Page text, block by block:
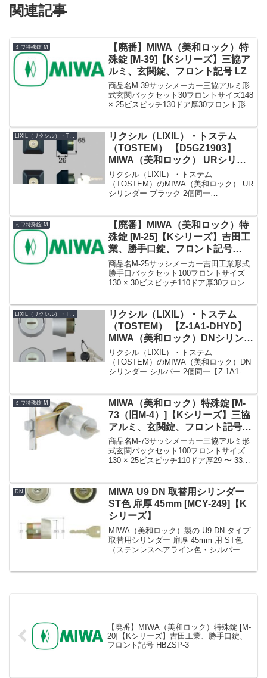
関連記事
ミワ特殊錠 M
【廃番】MIWA（美和ロック）特
殊錠 [M-39]【Kシリーズ】三協ア
ルミ、玄関錠、フロント記号 LZ
商品名M-39サッシメーカー三協アルミ形
式玄関バックセット30フロントサイズ148
× 25ビスピッチ130ドア厚30フロント形状
め一覧表【M】
リクシル（LIXIL）・トステム
（TOSTEM） 【D5GZ1903】
MIWA（美和ロック） URシリン
ダー 玄関ドア用 ブラック 2個同
一
リクシル（LIXIL）・トステム
（TOSTEM）のMIWA（美和ロック） UR
シリンダー ブラック 2個同一
色ブラックセット内容本体×2、キー×5K
シリーズ...
ミワ特殊錠 M
【廃番】MIWA（美和ロック）特
殊錠 [M-25]【Kシリーズ】吉田工
業、勝手口錠、フロント記号
HBZSP-3
商品名M-25サッシメーカー吉田工業形式
勝手口バックセット100フロントサイズ
130 × 30ビスピッチ110ドア厚30フロント
殊錠 まとめ一覧表【M...
リクシル（LIXIL）・トステム
（TOSTEM） 【Z-1A1-DHYD】
MIWA（美和ロック）DNシリンダ
ー 玄関ドア用 シルバー 2個同一
リクシル（LIXIL）・トステム
（TOSTEM）のMIWA（美和ロック）DN
シリンダー シルバー 2個同一【Z-1A1-
ルバーセット内容本体×2、キー×5Kシ...
ミワ特殊錠 M
MIWA（美和ロック）特殊錠 [M-
73（旧M-4）]【Kシリーズ】三協
アルミ、玄関錠、フロント記号
145A
商品名M-73サッシメーカー三協アルミ形
式玄関バックセット100フロントサイズ
130 × 25ビスピッチ110ドア厚29 〜 33フ
錠 M-73 MIWA 1...
DN
MIWA U9 DN 取替用シリンダー
ST色 扉厚 45mm [MCY-249]【K
シリーズ】
MIWA（美和ロック）製の U9 DN タイプ
取替用シリンダー 扉厚 45mm 用 ST色
（ステンレスヘアライン色・シルバー
【廃番】MIWA（美和ロック）特殊錠 [M-
20]【Kシリーズ】吉田工業、勝手口錠、
フロント記号 HBZSP-3